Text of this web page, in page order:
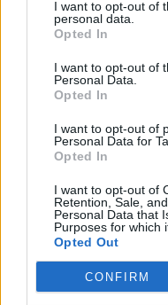
I want to opt-out of
personal data.
Opted In
I want to opt-out of
Personal Data.
Opted In
I want to opt-out of
Personal Data for
Opted In
I want to opt-out of
Retention, Sale,
Personal Data that
Purposes for which
Opted Out
CONFIRM
formativo e
basilari per
successivi e
Inoltre, altri
regolamento
termini di
elementari e
per la scuola
di I grado, alla
scala 10, solo la